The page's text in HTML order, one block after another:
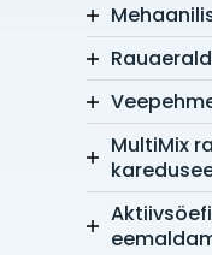
MultiMix